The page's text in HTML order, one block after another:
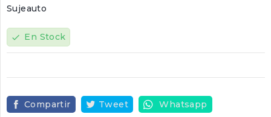
Sujeauto
check En Stock
Compartir Tweet Whatsapp